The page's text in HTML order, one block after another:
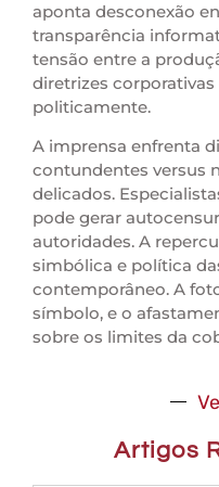
aponta desconexão
transparência
tensão entre a
diretrizes
politicamente.
A imprensa enfrenta
contundentes versus
delicados.
pode gerar
autoridades. A
simbólica e política
contemporâneo. A
símbolo, e o
sobre os limites da
Artigos